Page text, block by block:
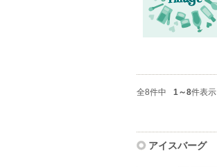
全8件中 1～8件表示
アイスバーグ